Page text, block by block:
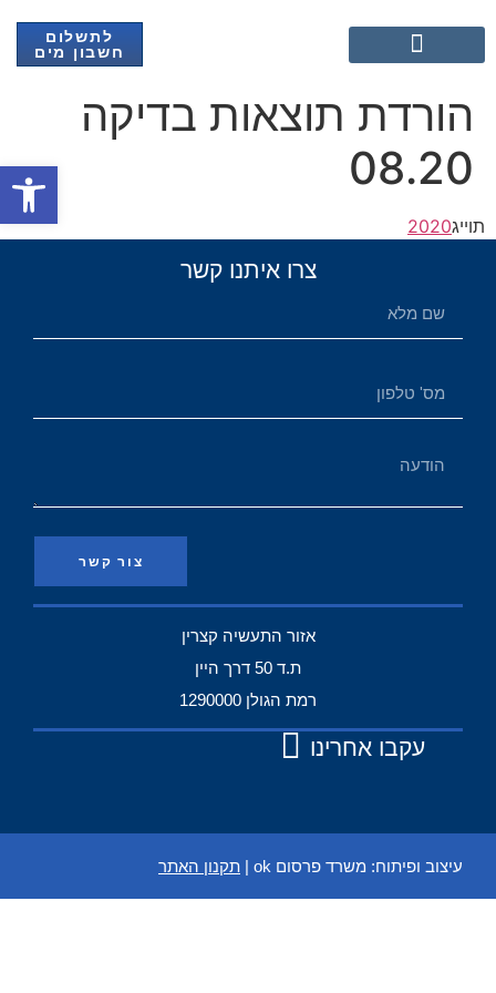
לתשלום
חשבון מים
הורדת תוצאות בדיקה
08.20
תוייג2020
צרו איתנו קשר
צור קשר
אזור התעשיה קצרין
ת.ד 50 דרך היין
רמת הגולן 1290000
עקבו אחרינו
עיצוב ופיתוח: משרד פרסום ok | תקנון האתר